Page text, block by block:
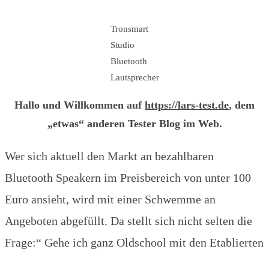
Tronsmart
Studio
Bluetooth
Lautsprecher
Hallo und Willkommen auf https://lars-test.de, dem
„etwas“ anderen Tester Blog im Web.
Wer sich aktuell den Markt an bezahlbaren
Bluetooth Speakern im Preisbereich von unter 100
Euro ansieht, wird mit einer Schwemme an
Angeboten abgefüllt. Da stellt sich nicht selten die
Frage:“ Gehe ich ganz Oldschool mit den Etablierten